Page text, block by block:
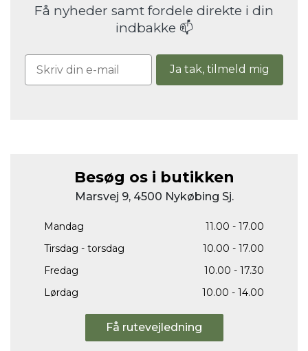
Få nyheder samt fordele direkte i din
indbakke 📫
Ja tak, tilmeld mig
Besøg os i butikken
Marsvej 9, 4500 Nykøbing Sj.
Mandag
11.00 - 17.00
Tirsdag - torsdag
10.00 - 17.00
Fredag
10.00 - 17.30
Lørdag
10.00 - 14.00
Få rutevejledning